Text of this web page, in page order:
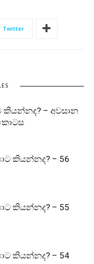
Twitter
කියන්නද? – අවසාන
කියන්නද? – 56
කියන්නද? – 55
කියන්නද? – 54